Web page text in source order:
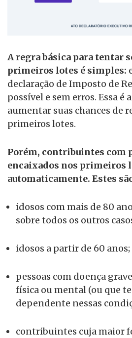
A regra básica para tentar
primeiros lotes é simples:
declaração de Imposto de
possível e sem erros. Essa é
aumentar suas chances de
primeiros lotes.
Porém, contribuintes com
encaixados nos primeiros
automaticamente. Estes
idosos com mais de 80
sobre todos os outros
idosos a partir de 60 anos;
pessoas com doença
física ou mental (ou que
dependente nessas
contribuintes cuja maior